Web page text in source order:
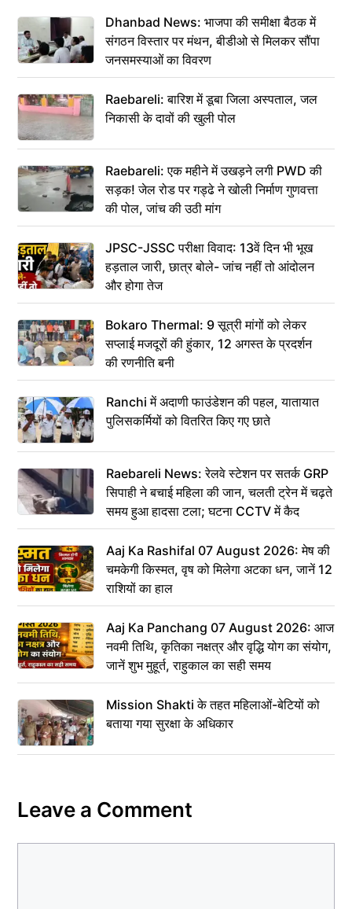
Dhanbad News: भाजपा की समीक्षा बैठक में
संगठन विस्तार पर मंथन, बीडीओ से मिलकर सौंपा
जनसमस्याओं का विवरण
Raebareli: बारिश में डूबा जिला अस्पताल, जल
निकासी के दावों की खुली पोल
Raebareli: एक महीने में उखड़ने लगी PWD की
सड़क! जेल रोड पर गड्ढे ने खोली निर्माण गुणवत्ता
की पोल, जांच की उठी मांग
JPSC-JSSC परीक्षा विवाद: 13वें दिन भी भूख
हड़ताल जारी, छात्र बोले- जांच नहीं तो आंदोलन
और होगा तेज
Bokaro Thermal: 9 सूत्री मांगों को लेकर
सप्लाई मजदूरों की हुंकार, 12 अगस्त के प्रदर्शन
की रणनीति बनी
Ranchi में अदाणी फाउंडेशन की पहल, यातायात
पुलिसकर्मियों को वितरित किए गए छाते
Raebareli News: रेलवे स्टेशन पर सतर्क GRP
सिपाही ने बचाई महिला की जान, चलती ट्रेन में चढ़ते
समय हुआ हादसा टला; घटना CCTV में कैद
Aaj Ka Rashifal 07 August 2026: मेष की
चमकेगी किस्मत, वृष को मिलेगा अटका धन, जानें 12
राशियों का हाल
Aaj Ka Panchang 07 August 2026: आज
नवमी तिथि, कृतिका नक्षत्र और वृद्धि योग का संयोग,
जानें शुभ मुहूर्त, राहुकाल का सही समय
Mission Shakti के तहत महिलाओं-बेटियों को
बताया गया सुरक्षा के अधिकार
Leave a Comment